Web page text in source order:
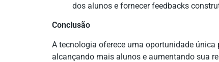
dos alunos e fornecer feedbacks
Conclusão
A tecnologia oferece uma oportunidade
alcançando mais alunos e aumentando sua